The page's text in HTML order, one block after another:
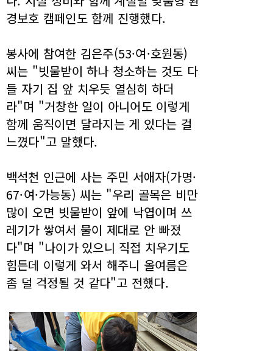
경보호 캠페인도 함께 진행했다.
봉사에 참여한 김은주(53·여·호원동)
씨는 "빗물받이 하나 청소하는 것도 다
들 자기 집 앞 치우듯 열심히 하더
라"며 "거창한 일이 아니어도 이렇게
함께 움직이면 달라지는 게 있다는 걸
느꼈다"고 말했다.
백석천 인근에 사는 주민 서애자(가명·
67·여·가능동) 씨는 "우리 골목은 비만
많이 오면 빗물받이 앞에 낙엽이며 쓰
레기가 쌓여서 물이 제대로 안 빠졌
다"며 "나이가 있으니 직접 치우기도
힘든데 이렇게 와서 해주니 올여름은
좀 덜 걱정될 것 같다"고 전했다.